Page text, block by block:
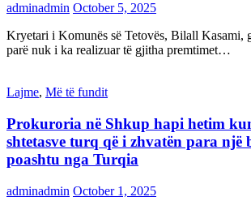
adminadmin October 5, 2025
Kryetari i Komunës së Tetovës, Bilall Kasami,
parë nuk i ka realizuar të gjitha premtimet…
Lajme, Më të fundit
Prokuroria në Shkup hapi hetim
shtetasve turq që i zhvatën para një
poashtu nga Turqia
adminadmin October 1, 2025